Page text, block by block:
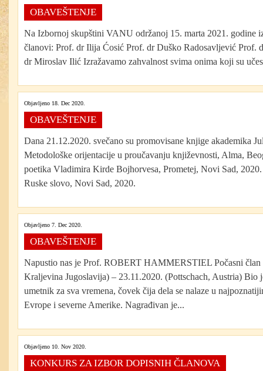
OBAVEŠTENJE
Na Izbornoj skupštini VANU održanoj 15. marta 2021. godine
članovi: Prof. dr Ilija Ćosić Prof. dr Duško Radosavljević Prof.
dr Miroslav Ilić Izražavamo zahvalnost svima onima koji su
Objavljeno 18. Dec 2020.
OBAVEŠTENJE
Dana 21.12.2020. svečano su promovisane knjige akademika
Metodološke orijentacije u proučavanju književnosti, Alma,
poetika Vladimira Kirde Bojhorvesa, Prometej, Novi Sad,
Ruske slovo, Novi Sad, 2020.
Objavljeno 7. Dec 2020.
OBAVEŠTENJE
Napustio nas je Prof. ROBERT HAMMERSTIEL Počasni
Kraljevina Jugoslavija) – 23.11.2020. (Pottschach, Austria) Bio
umetnik za sva vremena, čovek čija dela se nalaze u
Evrope i severne Amerike. Nagrađivan je...
Objavljeno 10. Nov 2020.
KONKURS ZA IZBOR DOPISNIH ČLANOVA